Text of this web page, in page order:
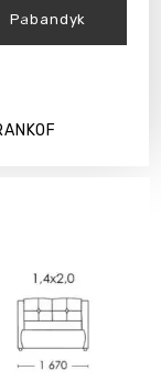
Pabandyk